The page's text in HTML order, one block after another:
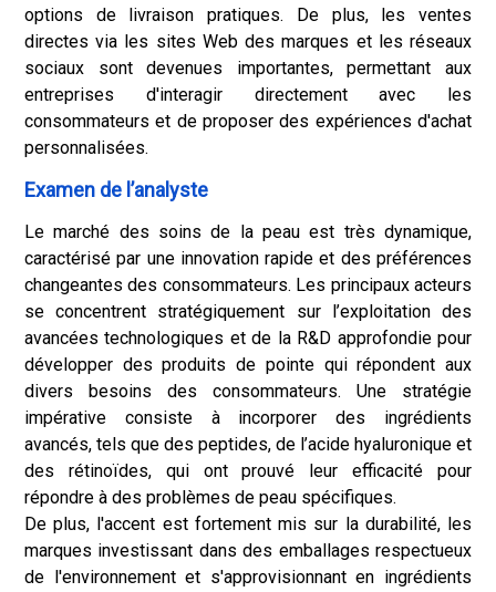
options de livraison pratiques. De plus, les ventes
directes via les sites Web des marques et les réseaux
sociaux sont devenues importantes, permettant aux
entreprises d'interagir directement avec les
consommateurs et de proposer des expériences d'achat
personnalisées.
Examen de l’analyste
Le marché des soins de la peau est très dynamique,
caractérisé par une innovation rapide et des préférences
changeantes des consommateurs. Les principaux acteurs
se concentrent stratégiquement sur l’exploitation des
avancées technologiques et de la R&D approfondie pour
développer des produits de pointe qui répondent aux
divers besoins des consommateurs. Une stratégie
impérative consiste à incorporer des ingrédients
avancés, tels que des peptides, de l’acide hyaluronique et
des rétinoïdes, qui ont prouvé leur efficacité pour
répondre à des problèmes de peau spécifiques.
De plus, l'accent est fortement mis sur la durabilité, les
marques investissant dans des emballages respectueux
de l'environnement et s'approvisionnant en ingrédients